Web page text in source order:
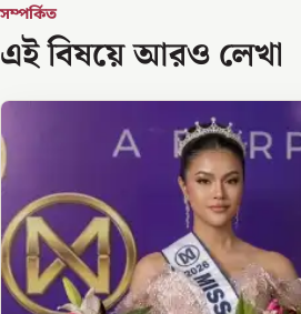
সম্পর্কিত
এই বিষয়ে আরও লেখা